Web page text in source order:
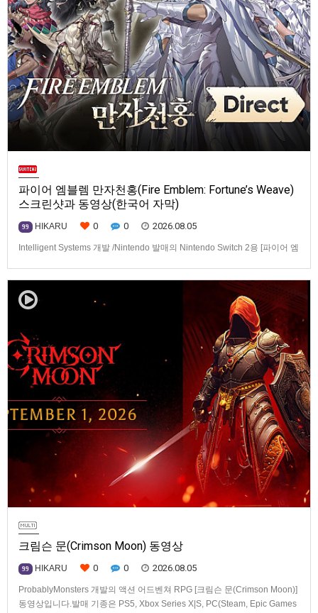
파이어 엠블렘 만자천홍(Fire Emblem: Fortune’s Weave)
스크린샷과 동영상(한국어 자막)
99 HIKARU 0 0 2026.08.05
Intelligent Systems 개발 /Nintendo 발매의 Nintendo Switch 2용 [파이어 엠
크림슨 문(Crimson Moon) 동영상
99 HIKARU 0 0 2026.08.05
ProbablyMonsters 개발의 액션 어드벤쳐 RPG [크림슨 문(Crimson Moon)]
동영상입니다.발매 기종은 PS5, Xbox Series X|S, PC(Steam, Epic Games